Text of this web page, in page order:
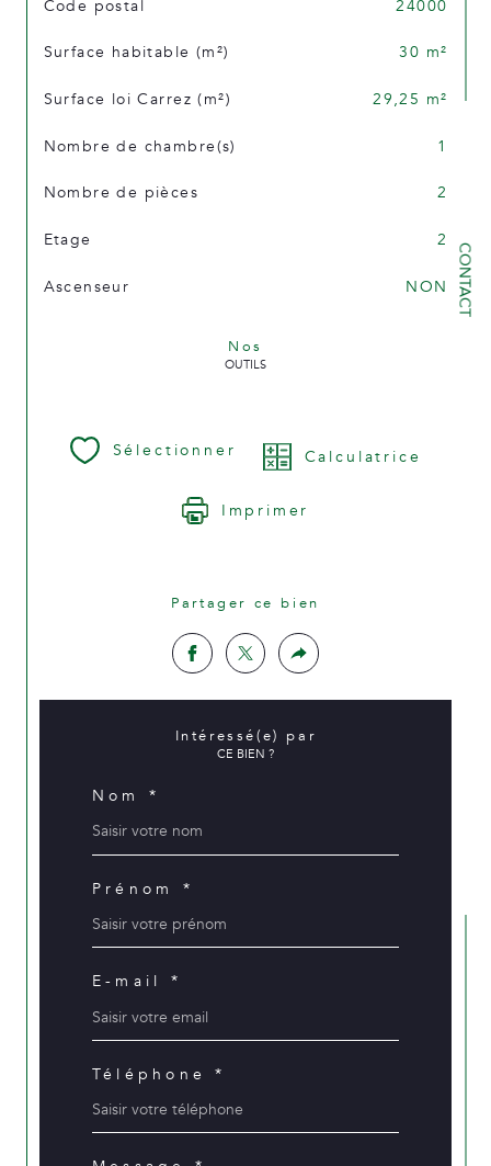
CONTACT
Code postal 24000
Surface habitable (m²) 30 m²
Surface loi Carrez (m²) 29,25 m²
Nombre de chambre(s) 1
Nombre de pièces 2
Etage 2
Ascenseur NON
Nos
OUTILS
Sélectionner Calculatrice
Imprimer
Partager ce bien
Intéressé(e) par
CE BIEN ?
Nom *
Prénom *
E-mail *
Téléphone *